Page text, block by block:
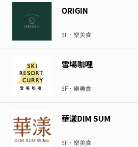
ORIGIN
5F．樂美食
雪場咖哩
5F．樂美食
華漾DIM SUM
5F．樂美食